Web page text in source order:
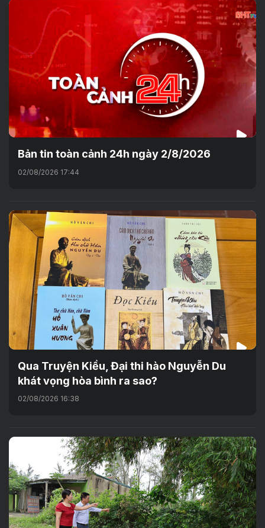
Bản tin toàn cảnh 24h ngày 2/8/2026
02/08/2026 17:44
Qua Truyện Kiều, Đại thi hào Nguyễn Du
khát vọng hòa bình ra sao?
02/08/2026 16:38